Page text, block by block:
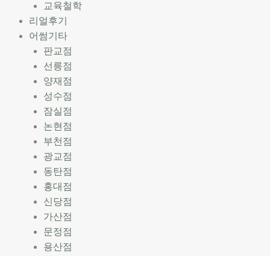
교육철학
리얼후기
어썸기타
판교점
선릉점
양재점
성수점
잠실점
논현점
부천점
광교점
동탄점
홍대점
신당점
가산점
문정점
용산점